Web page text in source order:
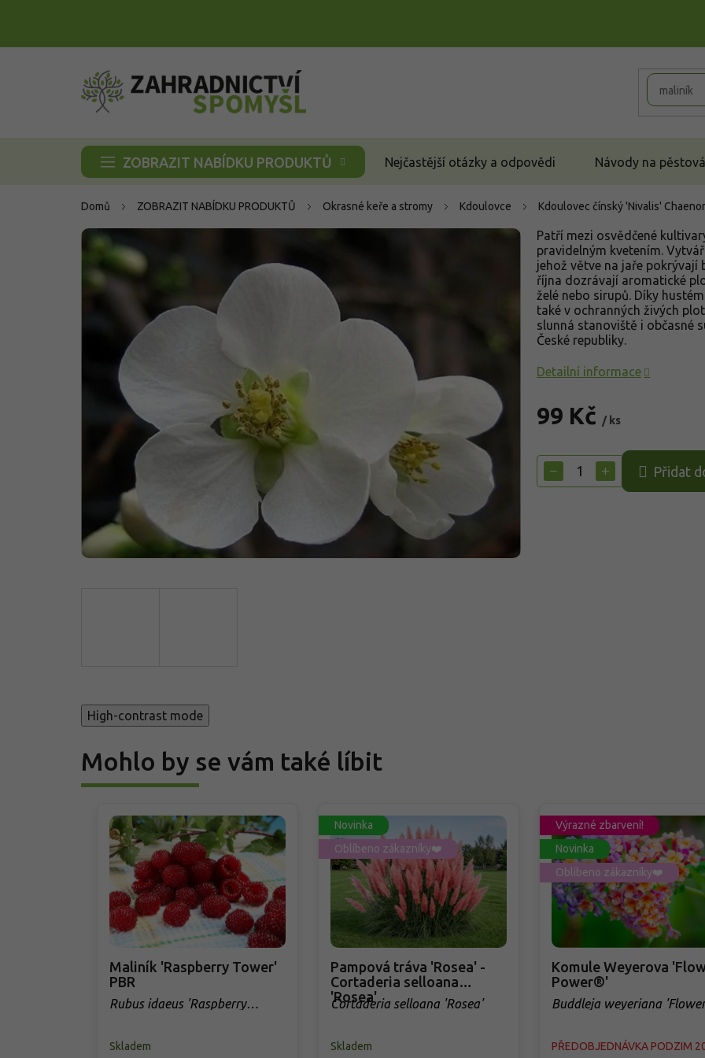
ZOBRAZIT NABÍDKU PRODUKTŮ Nejčastější otázky a odpovědi Návody na
Domů ZOBRAZIT NABÍDKU PRODUKTŮ Okrasné keře a stromy Kdoulovce Kdoulovec čínský 'Nivalis'
99 Kč / ks
cena:
+
− Přidat
Patří mezi osvědčené
pravidelným kvetením.
jehož větve na jaře pokrývají
října dozrávají aromatické
želé nebo sirupů. Díky
také v ochranných živých
slunná stanoviště i občasné
České republiky.
Detailní informace
High-contrast mode
Mohlo by se vám také líbit
Maliník 'Raspberry Tower'
PBR
Rubus idaeus 'Raspberry
Skladem
Novinka
Oblíbeno zákazníky❤️
Pampová tráva 'Rosea' -
Cortaderia selloana
'Rosea'
Cortaderia selloana 'Rosea'
Skladem
Výrazné zbarvení!
Novinka
Oblíbeno zákazníky❤️
Komule Weyerova
Power®'
Buddleja weyeriana 'Flower
PŘEDOBJEDNÁVKA PODZIM